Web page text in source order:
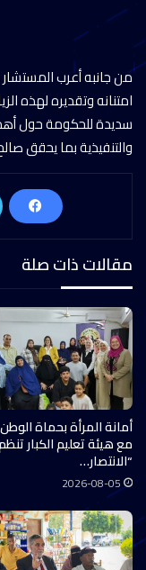
من جانبه أعرب
امتنانه وتقديره لهذه
سديدة للحكومة حول
والتنفيذية بما يحقق
مقالات ذات صلة
أمانة المرأة بحماة
مع هيئة تعليم الكبار تنظم
“الانتصار…
2026-08-05